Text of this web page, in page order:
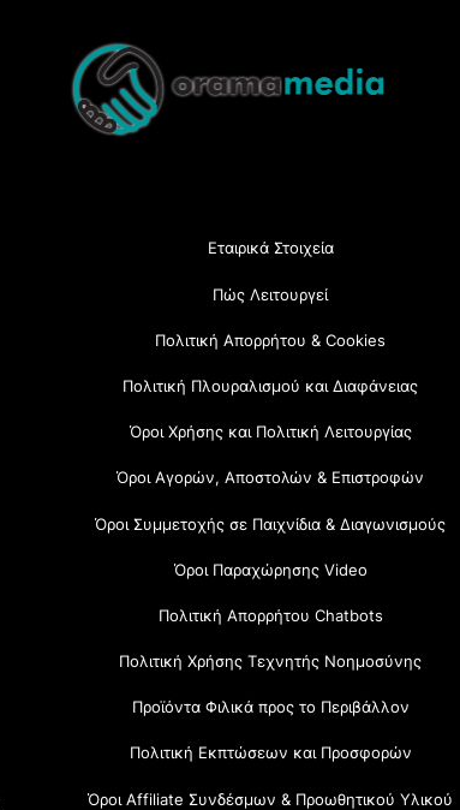
Top
Εταιρικά Στοιχεία
Πώς Λειτουργεί
Πολιτική Απορρήτου & Cookies
Πολιτική Πλουραλισμού και Διαφάνειας
Όροι Χρήσης και Πολιτική Λειτουργίας
Όροι Αγορών, Αποστολών & Επιστροφών
Όροι Συμμετοχής σε Παιχνίδια & Διαγωνισμούς
Όροι Παραχώρησης Video
Πολιτική Απορρήτου Chatbots
Πολιτική Χρήσης Τεχνητής Νοημοσύνης
Προϊόντα Φιλικά προς το Περιβάλλον
Πολιτική Εκπτώσεων και Προσφορών
Όροι Affiliate Συνδέσμων & Προωθητικού Υλικού